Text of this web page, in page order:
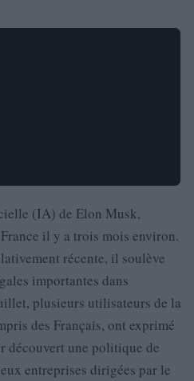
(IA) de Elon Musk,
il y a trois mois environ.
récente, il soulève
importantes dans
plusieurs utilisateurs de la
des Français, ont exprimé
découvert une politique de
entreprises dirigées par le